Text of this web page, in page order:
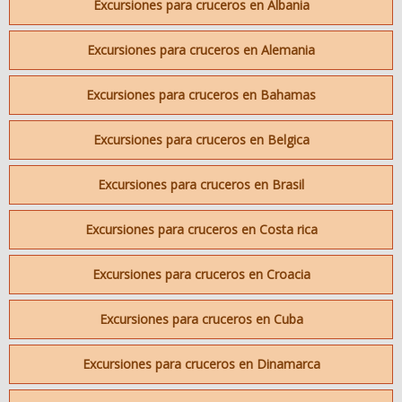
Excursiones para cruceros en Albania
Excursiones para cruceros en Alemania
Excursiones para cruceros en Bahamas
Excursiones para cruceros en Belgica
Excursiones para cruceros en Brasil
Excursiones para cruceros en Costa rica
Excursiones para cruceros en Croacia
Excursiones para cruceros en Cuba
Excursiones para cruceros en Dinamarca